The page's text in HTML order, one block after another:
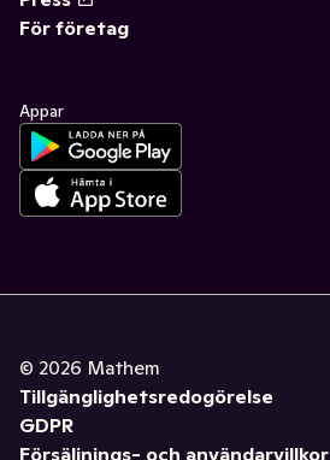
För företag
Appar
© 2026 Mathem
Tillgänglighetsredogörelse
GDPR
Försäljnings- och användarvillkor